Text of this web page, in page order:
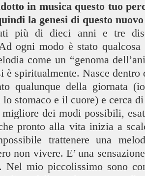
in musica questo tuo
la genesi di questo
più di dieci anni e tre
ogni modo è stato
come un “genoma
è spiritualmente. Nasce dentro
qualunque della giornata
stomaco e il cuore) e cerca
dei modi possibili,
pronto alla vita inizia a
trattenere una
non vivere. E’ una
Nel mio piccolissimo sono